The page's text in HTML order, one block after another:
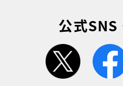
公式SNS
twitter